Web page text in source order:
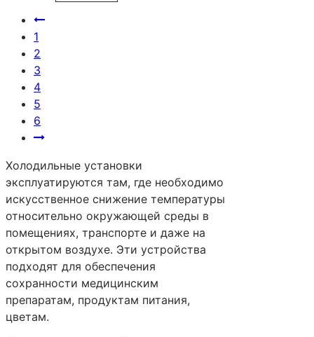
1
2
3
4
5
6
Холодильные установки
эксплуатируются там, где необходимо
искусственное снижение температуры
относительно окружающей среды в
помещениях, транспорте и даже на
открытом воздухе. Эти устройства
подходят для обеспечения
сохранности медицинским
препаратам, продуктам питания,
цветам.